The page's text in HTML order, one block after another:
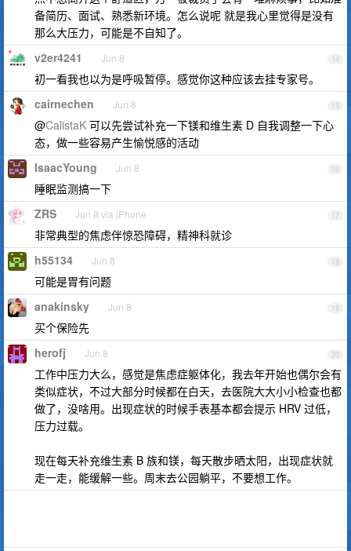
备简历、面试、熟悉新环境。怎么说呢 就是我心里觉得是没有
那么大压力，可能是不自知了。
14
v2er4241 Jun 8
初一看我也以为是呼吸暂停。感觉你这种应该去挂专家号。
15
cairnechen Jun 8
@CalistaK 可以先尝试补充一下镁和维生素 D 自我调整一下心
态，做一些容易产生愉悦感的活动
16
IsaacYoung Jun 8
睡眠监测搞一下
17
ZRS Jun 8 via iPhone
非常典型的焦虑伴惊恐障碍，精神科就诊
18
h55134 Jun 8
可能是胃有问题
19
anakinsky Jun 8
买个保险先
20
herofj Jun 8
工作中压力大么，感觉是焦虑症躯体化，我去年开始也偶尔会有
类似症状，不过大部分时候都在白天，去医院大大小小检查也都
做了，没啥用。出现症状的时候手表基本都会提示 HRV 过低，
压力过载。
现在每天补充维生素 B 族和镁，每天散步晒太阳，出现症状就
走一走，能缓解一些。周末去公园躺平，不要想工作。